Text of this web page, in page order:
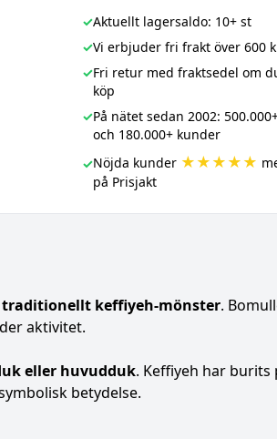
✓Aktuellt lagersaldo: 10+ st
✓Vi erbjuder fri frakt över 600
✓Fri retur med fraktsedel om
köp
✓På nätet sedan 2002:
och 180.000+ kunder
✓Nöjda kunder ★★★★★
på Prisjakt
traditionellt keffiyeh-mönster.
aktivitet.
eller huvudduk. Keffiyeh har burits
betydelse.